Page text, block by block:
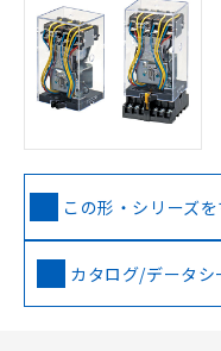
この形・シリーズ
カタログ/データ